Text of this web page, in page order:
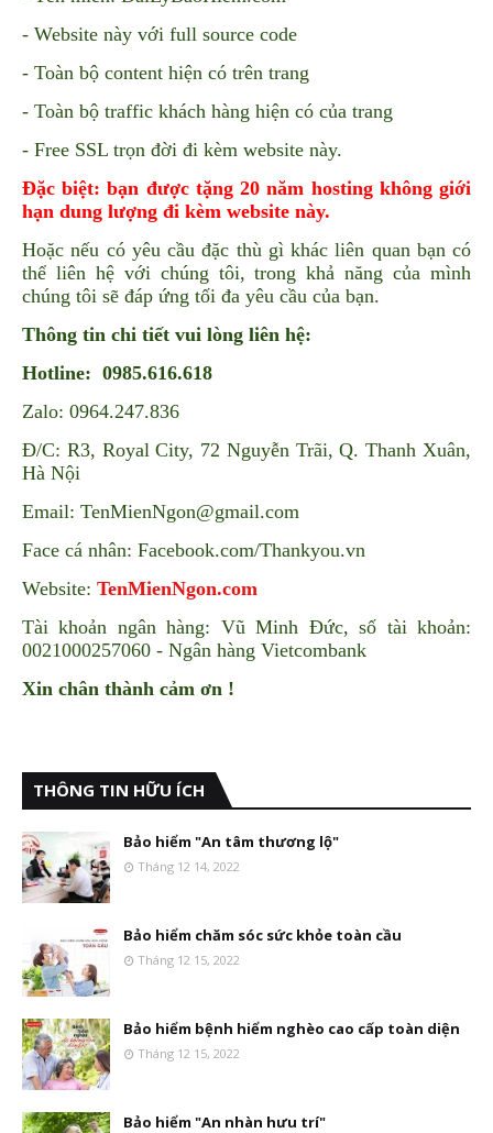
- Website này với full source code
- Toàn bộ content hiện có trên trang
- Toàn bộ traffic khách hàng hiện có của trang
- Free SSL trọn đời đi kèm website này.
Đặc biệt: bạn được tặng 20 năm hosting không giới
hạn dung lượng đi kèm website này.
Hoặc nếu có yêu cầu đặc thù gì khác liên quan bạn có
thể liên hệ với chúng tôi, trong khả năng của mình
chúng tôi sẽ đáp ứng tối đa yêu cầu của bạn.
Thông tin chi tiết vui lòng liên hệ:
Hotline: 0985.616.618
Zalo: 0964.247.836
Đ/C: R3, Royal City, 72 Nguyễn Trãi, Q. Thanh Xuân,
Hà Nội
Email: TenMienNgon@gmail.com
Face cá nhân: Facebook.com/Thankyou.vn
Website: TenMienNgon.com
Tài khoản ngân hàng: Vũ Minh Đức, số tài khoản:
0021000257060 - Ngân hàng Vietcombank
Xin chân thành cảm ơn !
THÔNG TIN HỮU ÍCH
Bảo hiểm "An tâm thương lộ"
Tháng 12 14, 2022
Bảo hiểm chăm sóc sức khỏe toàn cầu
Tháng 12 15, 2022
Bảo hiểm bệnh hiểm nghèo cao cấp toàn diện
Tháng 12 15, 2022
Bảo hiểm "An nhàn hưu trí"